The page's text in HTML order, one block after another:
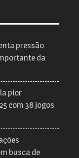
pressão
da
pior
com 38 jogos
busca de